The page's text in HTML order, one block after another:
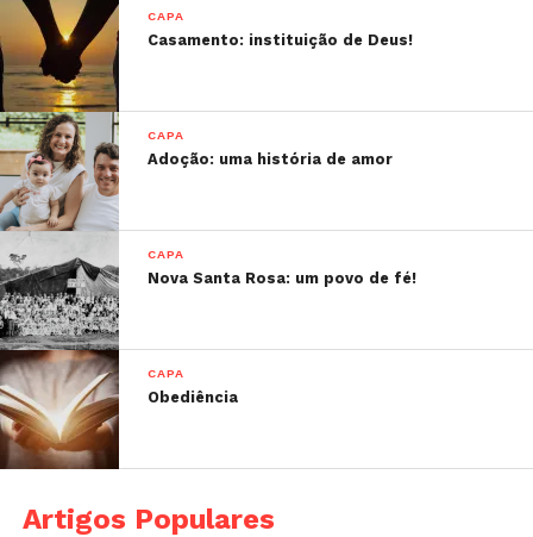
CAPA
Casamento: instituição de Deus!
CAPA
Adoção: uma história de amor
CAPA
Nova Santa Rosa: um povo de fé!
CAPA
Obediência
Artigos Populares